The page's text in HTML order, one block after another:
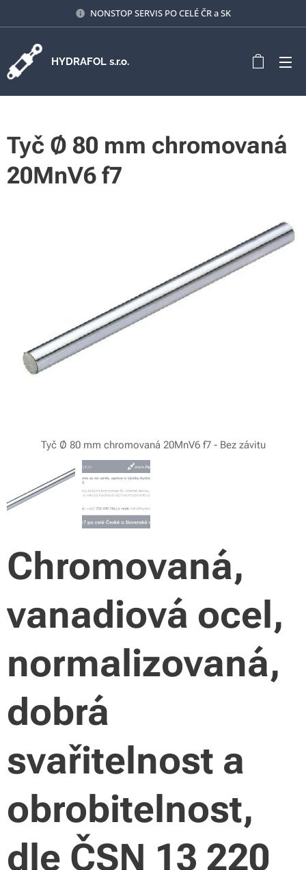
NONSTOP SERVIS PO CELÉ ČR a SK
HYDRAFOL s.r.o.
Tyč Ø 80 mm chromovaná
20MnV6 f7
Tyč Ø 80 mm chromovaná 20MnV6 f7 - Bez závitu
Chromovaná,
vanadiová ocel,
normalizovaná,
dobrá
svařitelnost a
obrobitelnost,
dle ČSN 13 220